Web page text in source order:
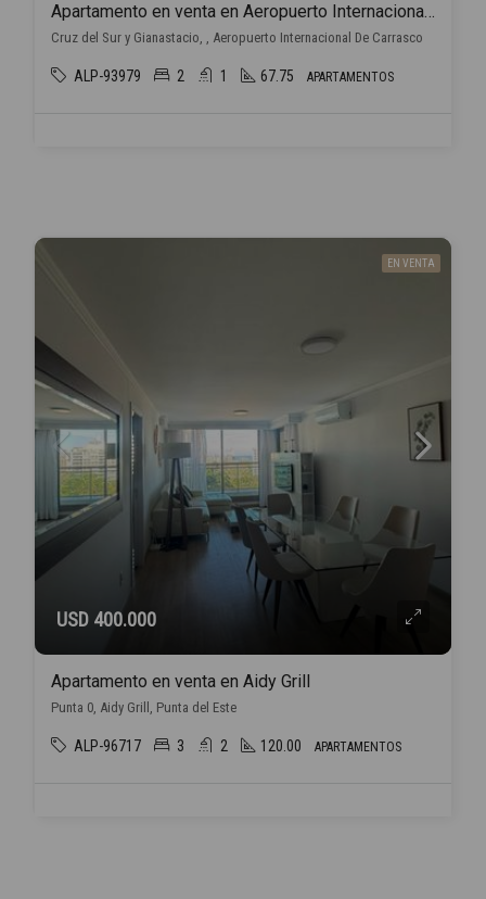
Apartamento en venta en Aeropuerto Internacional De Carrasco
Cruz del Sur y Gianastacio, , Aeropuerto Internacional De Carrasco
ALP-93979 2 1 67.75 APARTAMENTOS
EN VENTA
USD 400.000
Apartamento en venta en Aidy Grill
Punta 0, Aidy Grill, Punta del Este
ALP-96717 3 2 120.00 APARTAMENTOS